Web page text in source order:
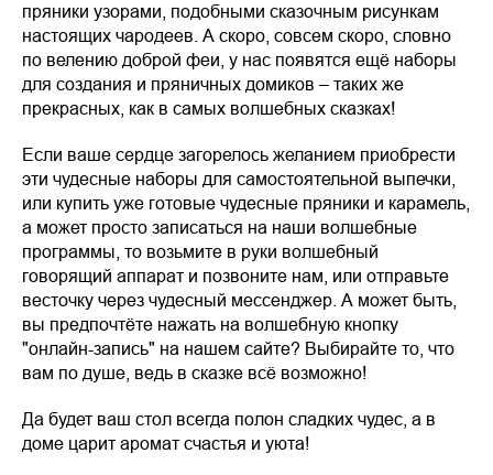
пряники узорами, подобными сказочным рисункам
настоящих чародеев. А скоро, совсем скоро, словно
по велению доброй феи, у нас появятся ещё наборы
для создания и пряничных домиков – таких же
прекрасных, как в самых волшебных сказках!
Если ваше сердце загорелось желанием приобрести
эти чудесные наборы для самостоятельной выпечки,
или купить уже готовые чудесные пряники и карамель,
а может просто записаться на наши волшебные
программы, то возьмите в руки волшебный
говорящий аппарат и позвоните нам, или отправьте
весточку через чудесный мессенджер. А может быть,
вы предпочтёте нажать на волшебную кнопку
"онлайн-запись" на нашем сайте? Выбирайте то, что
вам по душе, ведь в сказке всё возможно!
Да будет ваш стол всегда полон сладких чудес, а в
доме царит аромат счастья и уюта!